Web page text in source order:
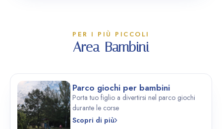
PER I PIÙ PICCOLI
Area Bambini
Parco giochi per bambini
Porta tuo figlio a divertirsi nel parco giochi
durante le corse
Scopri di più